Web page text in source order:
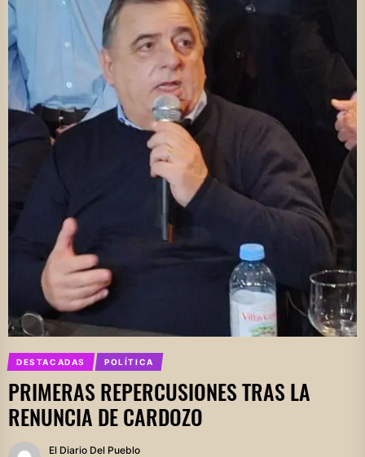
DESTACADAS POLÍTICA
PRIMERAS REPERCUSIONES TRAS LA
RENUNCIA DE CARDOZO
El Diario Del Pueblo